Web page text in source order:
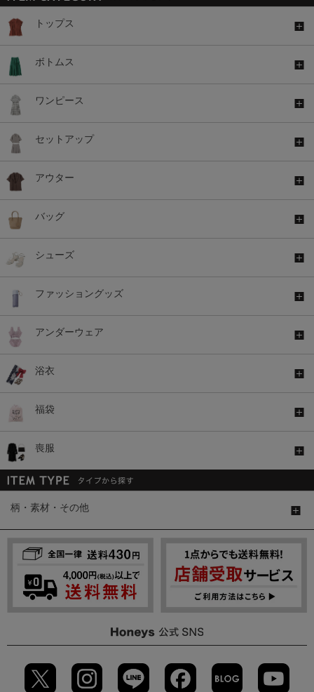
トップス
ボトムス
ワンピース
セットアップ
アウター
バッグ
シューズ
ファッショングッズ
アンダーウェア
浴衣
福袋
喪服
柄・素材・その他